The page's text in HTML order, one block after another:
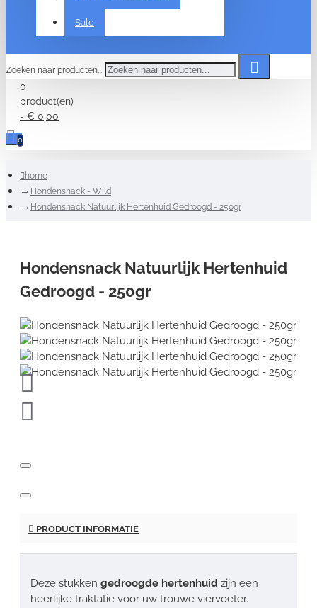
Sale
Zoeken naar producten...
0
product(en)
- € 0,00
0
home
Hondensnack - Wild
Hondensnack Natuurlijk Hertenhuid Gedroogd - 250gr
Hondensnack Natuurlijk Hertenhuid
Gedroogd - 250gr
PRODUCT INFORMATIE
Deze stukken gedroogde hertenhuid zijn een
heerlijke traktatie voor uw trouwe viervoeter.